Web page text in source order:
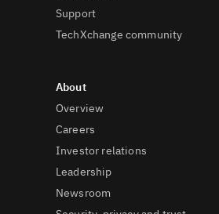
Support
TechXchange community
Overview
Careers
Investor relations
Leadership
Newsroom